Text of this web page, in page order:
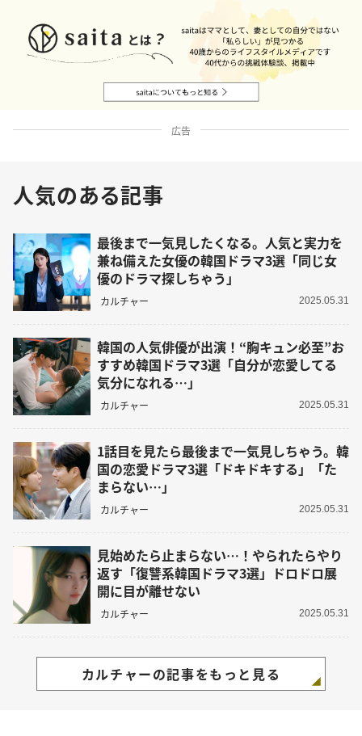
広告
人気のある記事
最後まで一気見したくなる。人気と実力を
兼ね備えた女優の韓国ドラマ3選「同じ女
優のドラマ探しちゃう」
カルチャー 2025.05.31
韓国の人気俳優が出演！“胸キュン必至”お
すすめ韓国ドラマ3選「自分が恋愛してる
気分になれる…」
カルチャー 2025.05.31
1話目を見たら最後まで一気見しちゃう。韓
国の恋愛ドラマ3選「ドキドキする」「た
まらない…」
カルチャー 2025.05.31
見始めたら止まらない…！やられたらやり
返す「復讐系韓国ドラマ3選」ドロドロ展
開に目が離せない
カルチャー 2025.05.31
カルチャーの記事をもっと見る